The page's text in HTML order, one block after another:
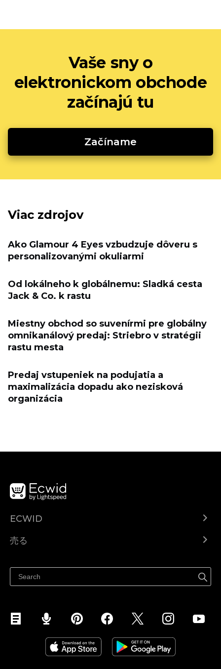
Vaše sny o
elektronickom obchode
začínajú tu
Začíname
Viac zdrojov
Ako Glamour 4 Eyes vzbudzuje dôveru s
personalizovanými okuliarmi
Od lokálneho k globálnemu: Sladká cesta
Jack & Co. k rastu
Miestny obchod so suvenírmi pre globálny
omnikanálový predaj: Striebro v stratégii
rastu mesta
Predaj vstupeniek na podujatia a
maximalizácia dopadu ako nezisková
organizácia
ECWID
ヘルプセンター
売る
Facebookで販売する
Instagramで販売する